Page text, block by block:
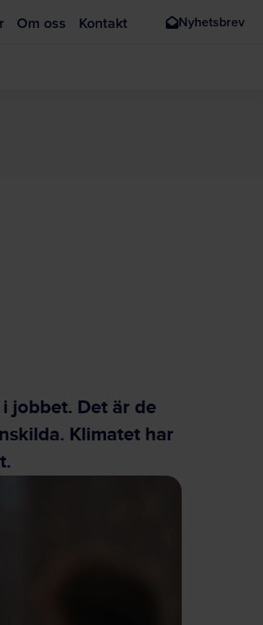
Om oss Kontakt Nyhetsbrev
jobbet. Det är de
Klimatet har